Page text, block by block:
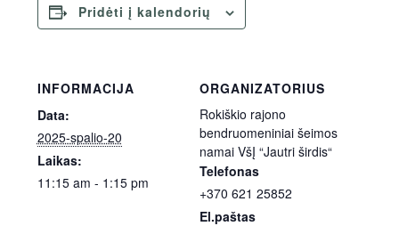
Pridėti į kalendorių
INFORMACIJA
Data:
2025-spalio-20
Laikas:
11:15 am - 1:15 pm
ORGANIZATORIUS
Rokiškio rajono
bendruomeniniai šeimos
namai VšĮ “Jautri širdis“
Telefonas
+370 621 25852
El.paštas